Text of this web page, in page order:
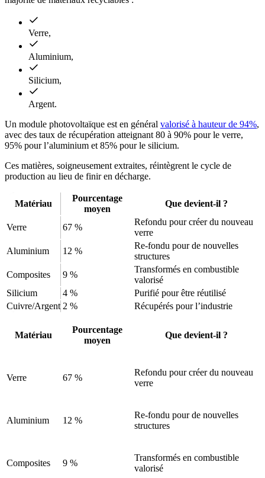
Verre,
Aluminium,
Silicium,
Argent.
Un module photovoltaïque est en général valorisé à hauteur de 94%,
avec des taux de récupération atteignant 80 à 90% pour le verre,
95% pour l’aluminium et 85% pour le silicium.
Ces matières, soigneusement extraites, réintègrent le cycle de
production au lieu de finir en décharge.
Matériau
Pourcentage
moyen
Que devient-il ?
Verre 67 %
Refondu pour créer du nouveau
verre
Aluminium
12 %
Re-fondu pour de nouvelles
structures
Composites
9 %
Transformés en combustible
valorisé
Silicium
4 %
Purifié pour être réutilisé
Cuivre/Argent 2 % Récupérés pour l’industrie
Matériau
Pourcentage
moyen
Que devient-il ?
Verre 67 %
Refondu pour créer du nouveau
verre
Aluminium 12 %
Re-fondu pour de nouvelles
structures
Composites 9 %
Transformés en combustible
valorisé